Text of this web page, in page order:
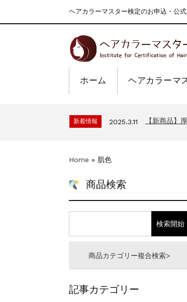
ヘアカラーマスター検定のお申込・公
ホーム ヘアカラーマ
2024.4.9 一部ヘアカ
新着情報 2025.3.11 【新商品】
新着情報 2024.4.9 一部ヘアカ
新着情報 2025.3.11
新着情報 2024.7.2 9月24日頃よ
一部ヘアカ
Home » 肌色
商品検索
商品カテゴリー複合検索>
記事カテゴリー